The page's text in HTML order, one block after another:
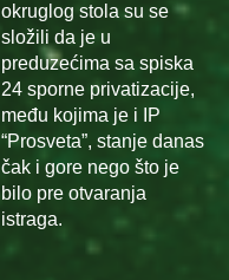
okruglog stola su se
složili da je u
preduzećima sa spiska
24 sporne privatizacije,
među kojima je i IP
“Prosveta”, stanje danas
čak i gore nego što je
bilo pre otvaranja
istraga.